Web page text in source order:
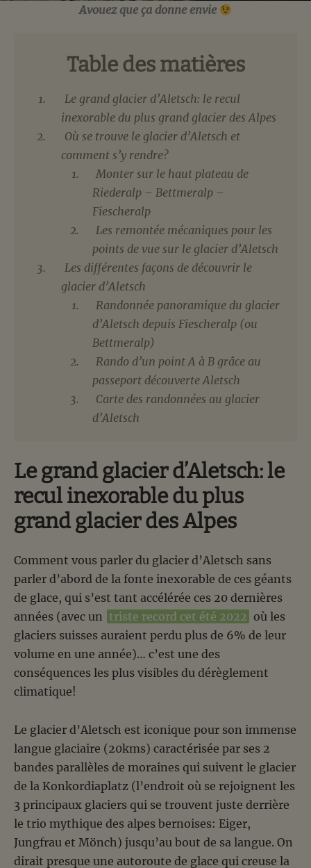
Avouez que ça donne envie
Table des matières
Le grand glacier d’Aletsch: le recul
inexorable du plus grand glacier des Alpes
Où se trouve le glacier d’Aletsch et
comment s’y rendre?
Monter sur le haut plateau de
Riederalp – Bettmeralp –
Fiescheralp
Les remontée mécaniques pour les
points de vue sur le glacier d’Aletsch
Les différentes façons de découvrir le
glacier d’Aletsch
Randonnée panoramique du glacier
d’Aletsch depuis Fiescheralp (ou
Bettmeralp)
Rando d’un point A à B grâce au
passeport découverte Aletsch
Carte des randonnées au glacier
d’Aletsch
Le grand glacier d’Aletsch: le
recul inexorable du plus
grand glacier des Alpes
Comment vous parler du glacier d’Aletsch sans
parler d’abord de la fonte inexorable de ces géants
de glace, qui s’est tant accélérée ces 20 dernières
années (avec un triste record cet été 2022 où les
glaciers suisses auraient perdu plus de 6% de leur
volume en une année)… c’est une des
conséquences les plus visibles du dérèglement
climatique!
Le glacier d’Aletsch est iconique pour son immense
langue glaciaire (20kms) caractérisée par ses 2
bandes parallèles de moraines qui suivent le glacier
de la Konkordiaplatz (l’endroit où se rejoignent les
3 principaux glaciers qui se trouvent juste derrière
le trio mythique des alpes bernoises: Eiger,
Jungfrau et Mönch) jusqu’au bout de sa langue. On
dirait presque une autoroute de glace qui creuse la